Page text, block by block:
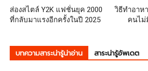
ส่องสไตล์ Y2K แฟชั่นยุค 2000
ที่กลับมาแรงอีกครั้งในปี 2025
วิธีทำอาห
คนไม่
บทความสาระน่ารู้น่าอ่าน สาระน่ารู้อัพเดต